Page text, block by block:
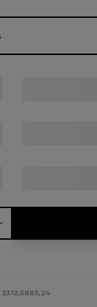
2312,5883,24